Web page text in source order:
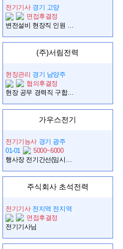
전기기사 경기 고양
면접후결정
변전설비 현장직 인원 모집합니다.
(주)서림전력
현장관리 경기 남양주
협의후결정
현장 공무 경력직 구합니다.
가우스전기
전기기능사 경기 광주
01-01
5000~6000
행사장 전기간선(임시전기) 경력직 채용 (3~4년차)
주식회사 초석전력
전기기사 전지역 전지역
면접후결정
전기기사님